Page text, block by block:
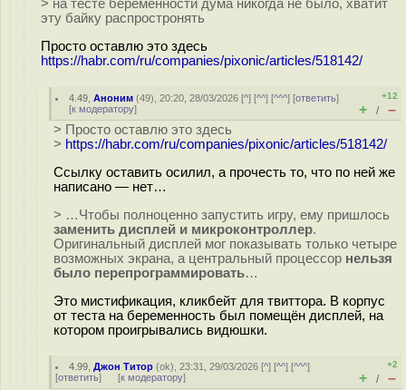
> на тесте беременности дума никогда не было, хватит
эту байку распростронять
Просто оставлю это здесь
https://habr.com/ru/companies/pixonic/articles/518142/
4.49 ,Аноним (49), 20:20, 28/03/2026 [^] [^^] [^^^] [ответить]
[к модератору]
+12
+ / –
> Просто оставлю это здесь
> https://habr.com/ru/companies/pixonic/articles/518142/
Ссылку оставить осилил, а прочесть то, что по ней же
написано — нет…
> …Чтобы полноценно запустить игру, ему пришлось
заменить дисплей и микроконтроллер.
Оригинальный дисплей мог показывать только четыре
возможных экрана, а центральный процессор нельзя
было перепрограммировать…
Это мистификация, кликбейт для твиттора. В корпус
от теста на беременность был помещён дисплей, на
котором проигрывались видюшки.
4.99 ,Джон Титор (ok), 23:31, 29/03/2026 [^] [^^] [^^^]
[ответить] [к модератору]
+2
+ / –